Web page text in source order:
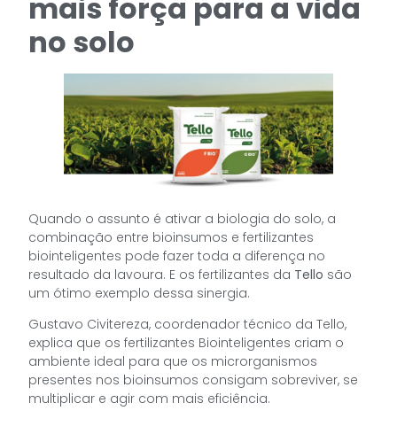
mais força para a vida
no solo
Quando o assunto é ativar a biologia do solo, a
combinação entre bioinsumos e fertilizantes
biointeligentes pode fazer toda a diferença no
resultado da lavoura. E os fertilizantes da Tello são
um ótimo exemplo dessa sinergia.
Gustavo Civitereza, coordenador técnico da Tello,
explica que os fertilizantes Biointeligentes criam o
ambiente ideal para que os microrganismos
presentes nos bioinsumos consigam sobreviver, se
multiplicar e agir com mais eficiência.